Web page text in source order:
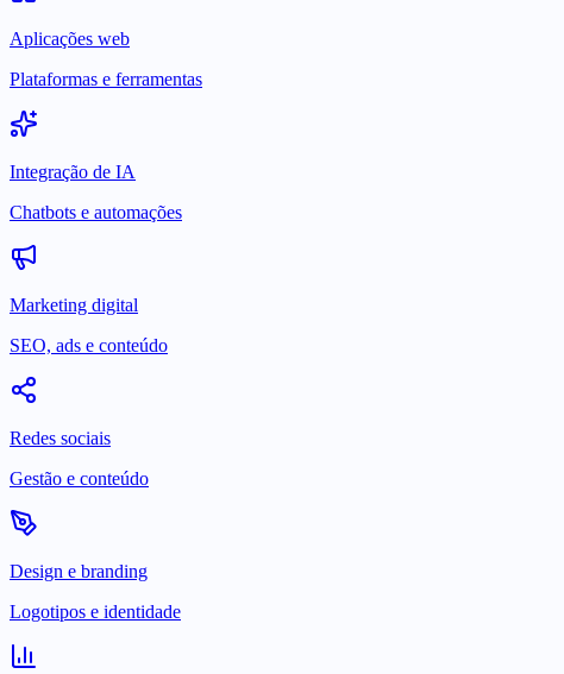
Aplicações web
Plataformas e ferramentas
Integração de IA
Chatbots e automações
Marketing digital
SEO, ads e conteúdo
Redes sociais
Gestão e conteúdo
Design e branding
Logotipos e identidade